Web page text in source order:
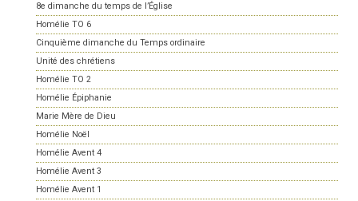
8e dimanche du temps de l’Église
Homélie TO 6
Cinquième dimanche du Temps ordinaire
Unité des chrétiens
Homélie TO 2
Homélie Épiphanie
Marie Mère de Dieu
Homélie Noël
Homélie Avent 4
Homélie Avent 3
Homélie Avent 1